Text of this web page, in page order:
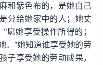
和紫色布的，是她自己
分给她家中的人；她丈
愿她享受操作所得的；
。”她知道谁享受她的劳
享受她的劳动成果，